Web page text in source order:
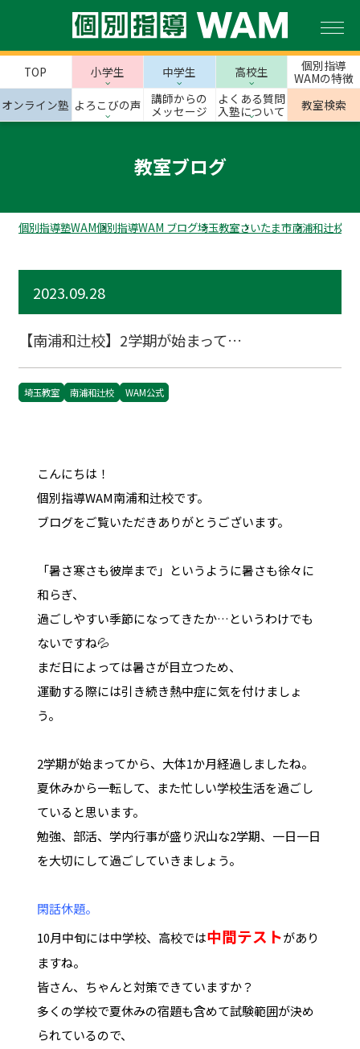
TOP 小学生 中学生 高校生
個別指導
WAMの特徴
オンライン塾 よろこびの声
講師からの
メッセージ
よくある質問
入塾について
教室検索
教室ブログ
個別指導塾WAM個別指導WAM ブログ埼玉教室さいたま市南浦和辻校
2023.09.28
【南浦和辻校】2学期が始まって…
埼玉教室 南浦和辻校 WAM公式
こんにちは！
個別指導WAM南浦和辻校です。
ブログをご覧いただきありがとうございます。
「暑さ寒さも彼岸まで」というように暑さも徐々に
和らぎ、
過ごしやすい季節になってきたか…というわけでも
ないですね💦
まだ日によっては暑さが目立つため、
運動する際には引き続き熱中症に気を付けましょ
う。
2学期が始まってから、大体1か月経過しましたね。
夏休みから一転して、また忙しい学校生活を過ごし
ていると思います。
勉強、部活、学内行事が盛り沢山な2学期、一日一日
を大切にして過ごしていきましょう。
閑話休題。
10月中旬には中学校、高校では中間テストがあり
ますね。
皆さん、ちゃんと対策できていますか？
多くの学校で夏休みの宿題も含めて試験範囲が決め
られているので、